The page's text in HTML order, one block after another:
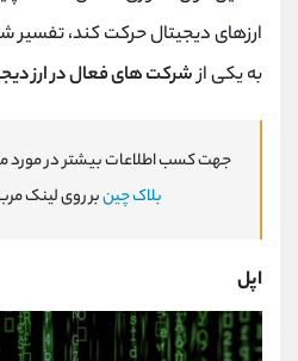
ارزهای دیجیتال حرکت کند، تفسیر
به یکی ازشرکت های فعال در ارز
جهت کسب اطلاعات بیشتر در مورد
بلاک چینبر روی لینک
اپل